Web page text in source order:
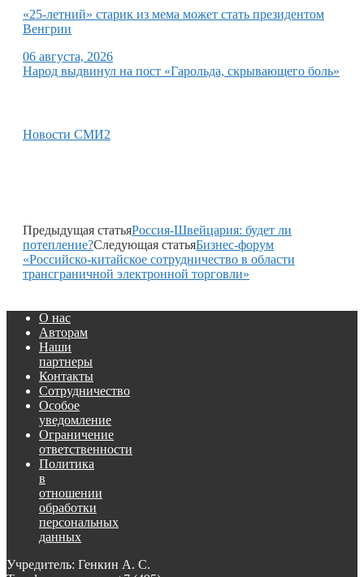
«25-летний» старик из мема может стать президентом
Венгрии
06 августа, 2026
Народ выдвинул на пост «Гарольда, скрывающего боль»
Новости СМИ2
Предыдущая статьяРоссия-Швейцария: будет ли
потепление?Следующая статьяБизнес-форум
«Российско-китайское сотрудничество в области
трансграничной электронной торговли»
О нас
Авторам
Наши
партнеры
Контакты
Сотрудничество
Особое
уведомление
Ограничение
ответственности
Политика
в
отношении
обработки
персональных
данных
Учредитель: Генкин А. С.